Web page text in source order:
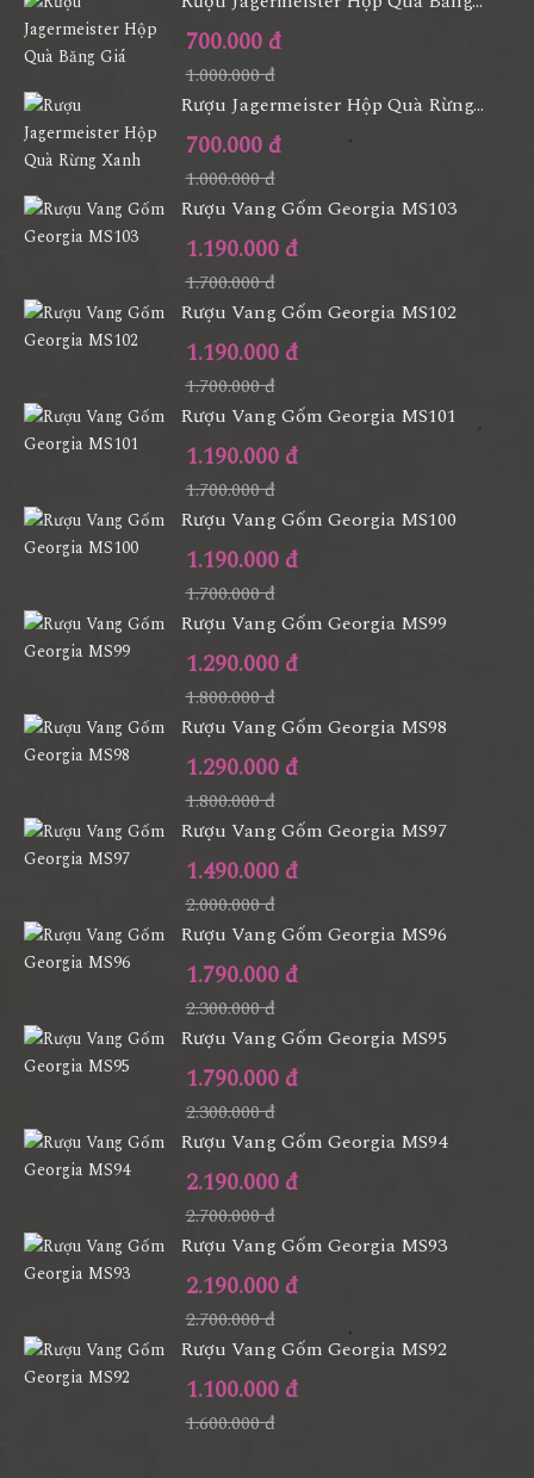
700.000 đ
1.000.000 đ
Rượu Jagermeister Hộp Quà Rừng...
700.000 đ
1.000.000 đ
Rượu Vang Gốm Georgia MS103
1.190.000 đ
1.700.000 đ
Rượu Vang Gốm Georgia MS102
1.190.000 đ
1.700.000 đ
Rượu Vang Gốm Georgia MS101
1.190.000 đ
1.700.000 đ
Rượu Vang Gốm Georgia MS100
1.190.000 đ
1.700.000 đ
Rượu Vang Gốm Georgia MS99
1.290.000 đ
1.800.000 đ
Rượu Vang Gốm Georgia MS98
1.290.000 đ
1.800.000 đ
Rượu Vang Gốm Georgia MS97
1.490.000 đ
2.000.000 đ
Rượu Vang Gốm Georgia MS96
1.790.000 đ
2.300.000 đ
Rượu Vang Gốm Georgia MS95
1.790.000 đ
2.300.000 đ
Rượu Vang Gốm Georgia MS94
2.190.000 đ
2.700.000 đ
Rượu Vang Gốm Georgia MS93
2.190.000 đ
2.700.000 đ
Rượu Vang Gốm Georgia MS92
1.100.000 đ
1.600.000 đ